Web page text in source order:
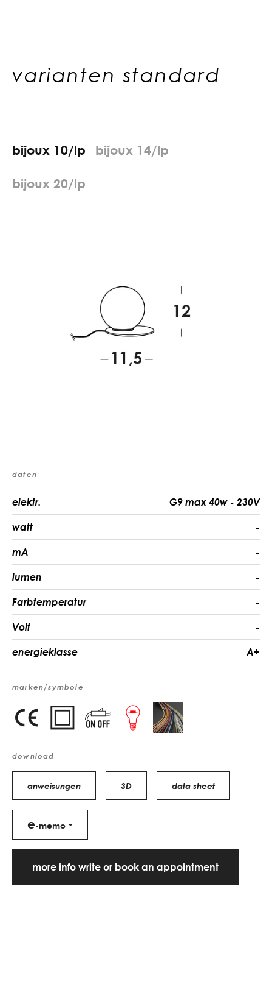
varianten standard
bijoux 10/lp bijoux 14/lp
bijoux 20/lp
daten
elektr. G9 max 40w - 230V
watt -
mA -
lumen -
Farbtemperatur -
Volt -
energieklasse A+
marken/symbole
download
anweisungen 3D data sheet
e-memo
more info write or book an appointment